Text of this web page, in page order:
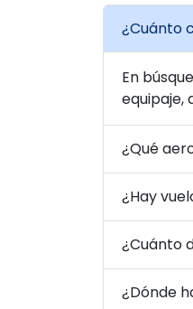
¿Cuánto
En
equipaje,
¿Qué
¿Hay
¿Cuánto
¿Dónde